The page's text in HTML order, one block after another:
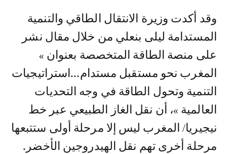
وقد أكدت وزيرة الانتقال الطاقي والتنمية
المستدامة ليلى بنعلي من خلال مقال نشر
على منصة الطاقة المتخصصة بعنوان »
المغرب نحو مستقبل مستدام...استراتيجيات
التنمية وتحول الطاقة في وجه التحديات
العالمية »، أن نقل الغاز الطبيعي عبر خط
نيجيريا/ المغرب ليس إلا مرحلة أولى ستتبعها
مرحلة أخرى تهم نقل الهيدروجين الأخضر.